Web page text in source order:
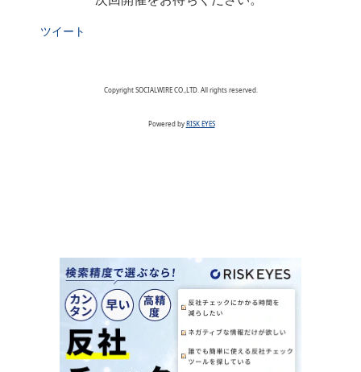
ツイート
Copyright SOCIALWIRE CO.,LTD. All rights reserved.
Powered byRISK EYES